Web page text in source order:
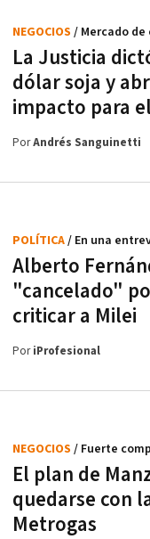
La Justicia
dólar soja y
impacto para
NEGOCIOS / Mercado
PorAndrés Sanguinetti
Alberto
"cancelado"
criticar a Milei
POLÍTICA/ En una
PoriProfesional
El plan de
quedarse con
Metrogas
NEGOCIOS / Fuerte